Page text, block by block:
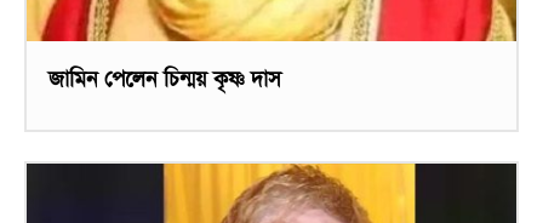
জামিন পেলেন চিন্ময় কৃষ্ণ দাস